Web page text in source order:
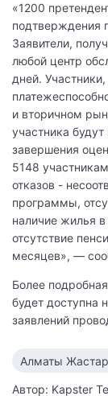
«1200
подтверждения
Заявители,
любой центр
дней.
и вторичном
участника
завершения
5148
отказов -
программы,
наличие жилья
отсутствие
месяцев», —
Более
будет доступна
заявлений
Алматы
Автор: Kapster